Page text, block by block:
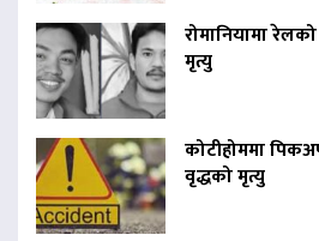
रोमानियामा
मृत्यु
कोटीहोममा
वृद्धको मृत्यु